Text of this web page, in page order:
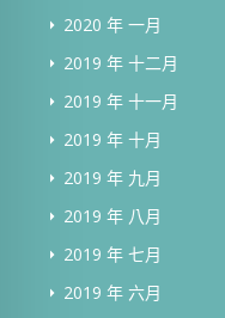
2020 年 一月
2019 年 十二月
2019 年 十一月
2019 年 十月
2019 年 九月
2019 年 八月
2019 年 七月
2019 年 六月